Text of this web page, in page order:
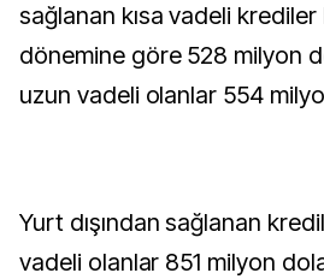
sağlanan kısa vadeli
dönemine göre 528 milyon
uzun vadeli olanlar 554
Yurt dışından sağlanan
vadeli olanlar 851 milyon